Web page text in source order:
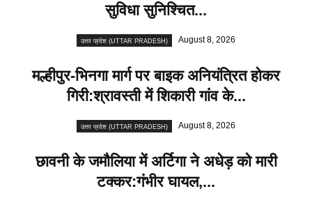
सुविधा सुनिश्चित...
उत्तर प्रदेश (UTTAR PRADESH) August 8, 2026
मल्हीपुर-भिनगा मार्ग पर बाइक अनियंत्रित होकर
गिरी:श्रावस्ती में शिकारी गांव के...
उत्तर प्रदेश (UTTAR PRADESH) August 8, 2026
छावनी के जमौलिया में अर्टिगा ने अधेड़ को मारी
टक्कर:गंभीर घायल,...